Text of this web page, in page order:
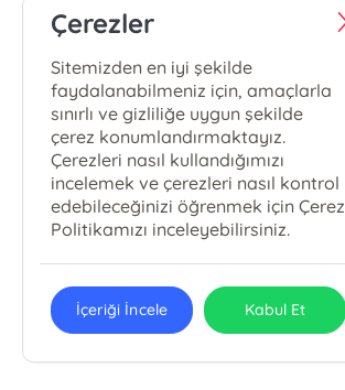
Çerezler
Sitemizden en iyi şekilde
faydalanabilmeniz için, amaçlarla
sınırlı ve gizliliğe uygun şekilde
çerez konumlandırmaktayız.
Çerezleri nasıl kullandığımızı
incelemek ve çerezleri nasıl kontrol
edebileceğinizi öğrenmek için Çerez
Politikamızı inceleyebilirsiniz.
İçeriği İncele Kabul Et